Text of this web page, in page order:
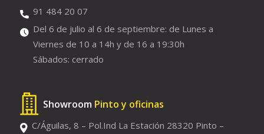
91 484 20 07
Del 6 de julio al 6 de septiembre: de Lunes a
Viernes de 10 a 14h y de 16 a 19:30h
Sábados: cerrado
Showroom Pinto y oficinas
C/Águilas, 8 – Pol.Ind La Estación 28320 Pinto –